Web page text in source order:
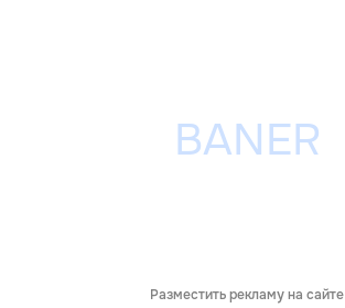
Разместить рекламу на сайте